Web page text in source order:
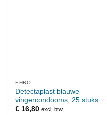
EHBO
Detectaplast blauwe
vingercondooms, 25 stuks
€ 16,80 excl. btw